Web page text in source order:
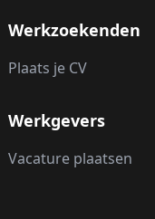
Werkzoekenden
Plaats je CV
Werkgevers
Vacature plaatsen